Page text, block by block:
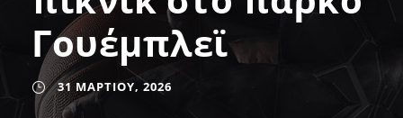
Γουέμπλεϊ
31 ΜΑΡΤΊΟΥ, 2026